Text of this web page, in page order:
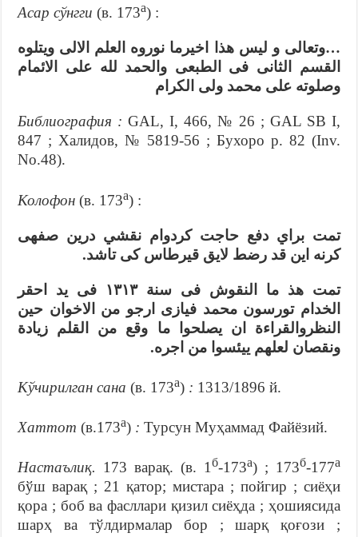
Асар сўнгги (в. 173а) :
…وتعالى و ليس هذا اخيرما نوروه العلم الالى ويتلوه
القسم الثانى فى الطبعى والحمد لله على الائمام
وصلوته على محمد ولى الكرام
Библиография :GAL, I, 466, № 26 ; GAL SB I,
847 ; Xaлидoв, № 5819-56 ; Бухоро p. 82 (Inv.
No.48).
Колофон (в. 173а) :
تمت براي دفع حاجت كردوام نقشي درين صفهى
كرنه اين قد رضط لايق قيرطاس كى تاشد.
تمت هذ ما النقوش فى سنة ۱۳۱۳ فى يد احقر
الخدام تورسون محمد فيازى ارجو من الاخوان حين
النظروالقراءة ان يصلحوا ما وقع من القلم زيادة
ونقصان لعلهم ييئسوا من اجره.
Кўчирилган сана(в. 173а) : 1313/1896 й.
Хаттот(в.173а) : Турсун Муҳаммад Файёзий.
Настаълиқ. 173 варақ. (в. 1б-173а) ; 173б-177а
бўш варақ ; 21 қатор; мистара ; пойгир ; сиёҳи
қора ; боб ва фасллари қизил сиёҳда ; ҳошиясида
шарҳ ва тўлдирмалар бор ; шарқ қоғози ;